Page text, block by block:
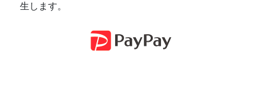
生します。